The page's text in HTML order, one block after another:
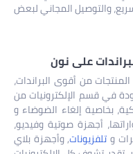
والتوصيل المجاني لبعض
على نون
من أقوى البراندات،
في قسم الإلكترونيات من
بخاصية إلغاء الضوضاء و
أجهزة صوتية وفيديو،
وتلفزيونات, وأجهزة بلاي